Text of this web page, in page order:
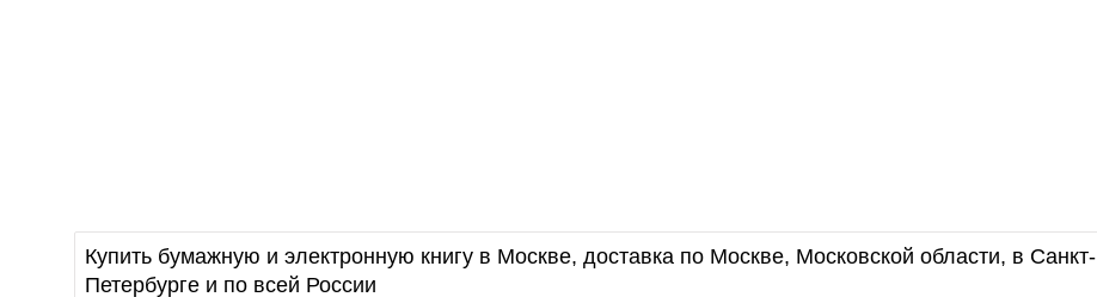
Купить бумажную и электронную книгу в Москве, доставка по Москве, Московской области, в Санкт-
Петербурге и по всей России